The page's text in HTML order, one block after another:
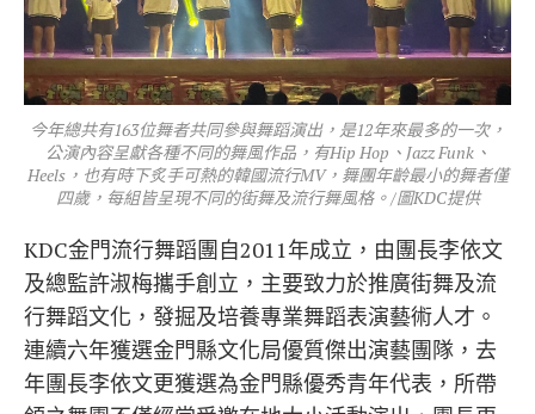
今年總共有163位舞者共同參與舞蹈演出，是12年來最多的一次，
公演內容呈獻各種不同的舞風作品，有Hip Hop、Jazz Funk、
Heels，也有時下炙手可熱的韓國流行MV，舞團年齡最小的舞者僅
四歲，每組皆呈現不同的街舞及流行舞風格。/圖KDC提供
KDC金門流行舞蹈團自2011年成立，由團長李依文
及總監許淑梅攜手創立，主要致力於推廣街舞及流
行舞蹈文化，發掘及培養專業舞蹈表演藝術人才。
連續六年獲選金門縣文化局優質傑出演藝團隊，去
年團長李依文更獲選為金門縣優秀青年代表，所帶